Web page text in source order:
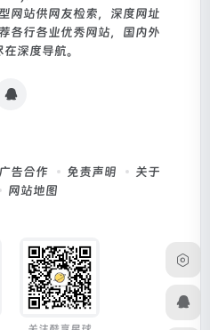
网站供网友检索，深度网址
各行各业优秀网站，国内外
深度导航。
广告合作 免责声明
关于
网站地图